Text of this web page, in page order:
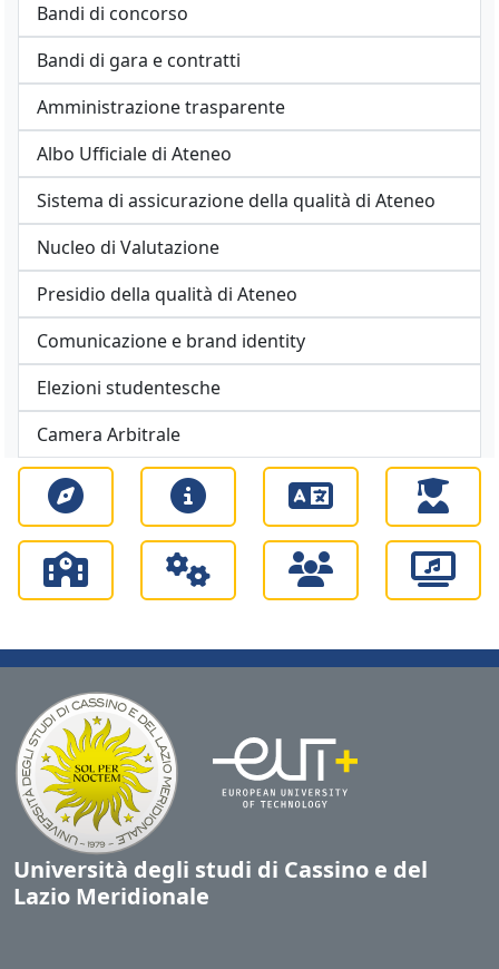
Bandi di concorso
Bandi di gara e contratti
Amministrazione trasparente
Albo Ufficiale di Ateneo
Sistema di assicurazione della qualità di Ateneo
Nucleo di Valutazione
Presidio della qualità di Ateneo
Comunicazione e brand identity
Elezioni studentesche
Camera Arbitrale
Università degli studi di Cassino e del
Lazio Meridionale